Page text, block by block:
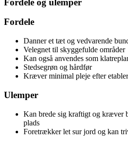
Fordele
Danner et tæt og vedvarende
Velegnet til skyggefulde områder
Kan også anvendes som
Stedsegrøn og hårdfør
Kræver minimal pleje efter
Ulemper
Kan brede sig kraftigt og kræver
plads
Foretrækker let sur jord og kan